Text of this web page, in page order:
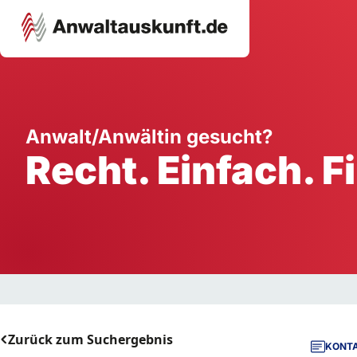
Ausbildung
Handwerk
Dienstleistung
Anwalt/Anwältin gesucht?
Recht. Einfach.
Zurück zum Suchergebnis